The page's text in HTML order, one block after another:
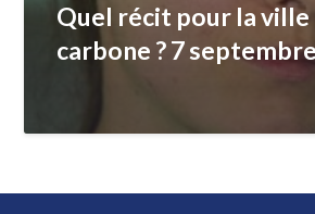
Quel récit pour la ville
carbone ? 7